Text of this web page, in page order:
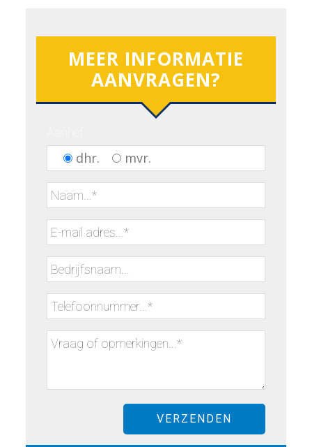
MEER INFORMATIE
AANVRAGEN?
dhr. mvr.